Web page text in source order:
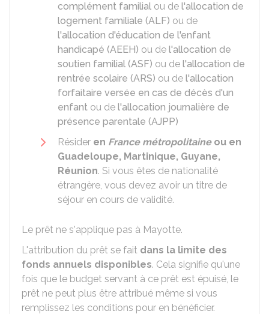
complément familial ou de l'allocation de
logement familiale (ALF) ou de
l'allocation d'éducation de l'enfant
handicapé (AEEH) ou de l'allocation de
soutien familial (ASF) ou de l'allocation de
rentrée scolaire (ARS) ou de l'allocation
forfaitaire versée en cas de décès d'un
enfant ou de l'allocation journalière de
présence parentale (AJPP)
Résider en France métropolitaineou en
Guadeloupe, Martinique, Guyane,
Réunion. Si vous êtes de nationalité
étrangère, vous devez avoir un titre de
séjour en cours de validité.
Le prêt ne s'applique pas à Mayotte.
L'attribution du prêt se fait dans la limite des
fonds annuels disponibles. Cela signifie qu'une
fois que le budget servant à ce prêt est épuisé, le
prêt ne peut plus être attribué même si vous
remplissez les conditions pour en bénéficier.